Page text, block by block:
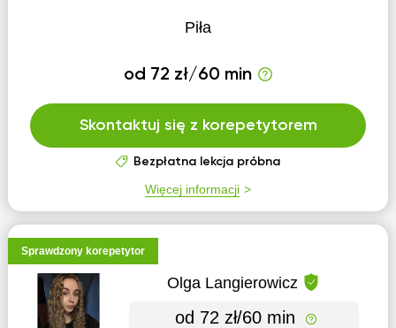
Piła
od 72 zł/60 min
Skontaktuj się z korepetytorem
Bezpłatna lekcja próbna
Więcej informacji
Sprawdzony korepetytor
Olga Langierowicz
od 72 zł/60 min